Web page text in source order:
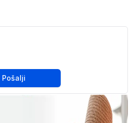
Pošalji